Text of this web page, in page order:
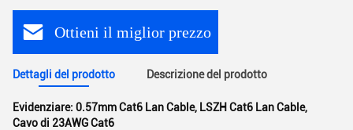
Ottieni il miglior prezzo
Dettagli del prodotto Descrizione del prodotto
Evidenziare: 0.57mm Cat6 Lan Cable, LSZH Cat6 Lan Cable,
Cavo di 23AWG Cat6